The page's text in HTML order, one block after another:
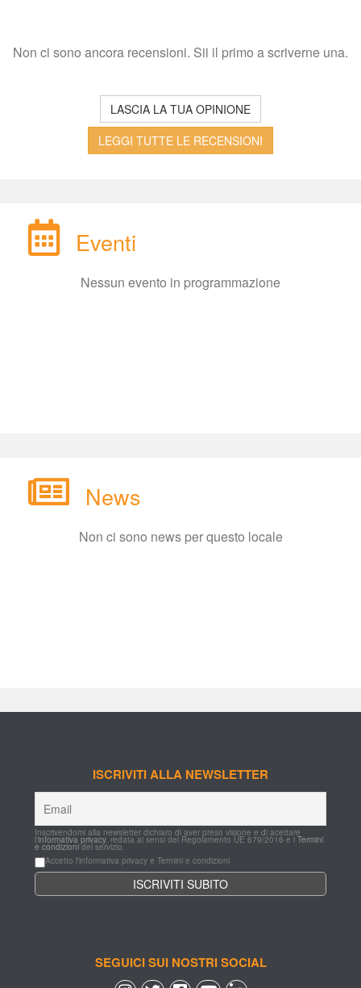
Non ci sono ancora recensioni. Sii il primo a scriverne una.
LASCIA LA TUA OPINIONE
LEGGI TUTTE LE RECENSIONI
Eventi
Nessun evento in programmazione
New
Non ci sono news per questo locale
ISCRIVITI ALLA NEWSLETTER
Inscrivendomi alla newsletter dichiaro di aver preso visione e di acettare
l'informativa privacy, redata ai sensi del Regolamento UE 679/2016 e i Termini
e condizioni del servizio.
Accetto l'informativa privacy e Termini e condizioni
SEGUICI SUI NOSTRI SOCIAL